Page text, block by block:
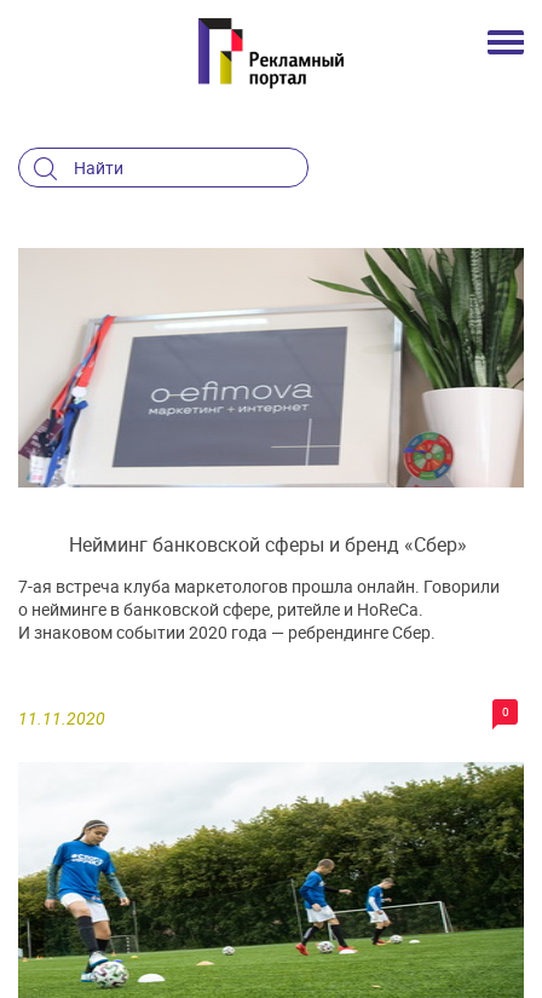
Нейминг банковской сферы и бренд «Сбер»
11.11.2020 0
7-ая встреча клуба маркетологов прошла онлайн. Говорили
о нейминге в банковской сфере, ритейле и HoReCa.
И знаковом событии 2020 года — ребрендинге Сбер.